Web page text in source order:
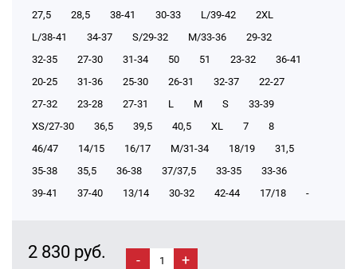
27,5
28,5 38-41 30-33 L/39-42
2XL
L/38-41
34-37 S/29-32 М/33-36
29-32
32-35
27-30 31-34 50 51 23-32
36-41
20-25
31-36 25-30 26-31 32-37
22-27
27-32
23-28 27-31 L M S
33-39
XS/27-30
36,5 39,5 40,5 XL 7
8
46/47
14/15 16/17 М/31-34 18/19
31,5
35-38
35,5 36-38 37/37,5 33-35
33-36
39-41
37-40 13/14 30-32 42-44 17/18 -
2 830 руб. - +